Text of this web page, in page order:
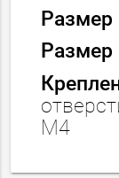
Размер
Размер
М4